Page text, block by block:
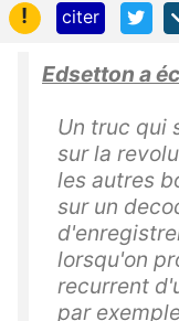
!
citer
Edsetton a
Un truc qui
sur la
les autres
sur un
lorsqu'on
recurrent
par